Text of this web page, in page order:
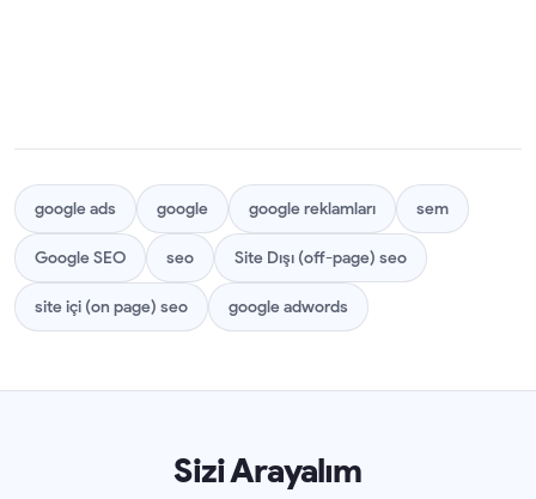
google ads google google reklamları sem
Google SEO seo Site Dışı (off-page) seo
site içi (on page) seo google adwords
Sizi Arayalım